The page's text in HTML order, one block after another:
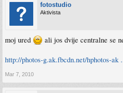
fotostudio
Aktivista
moj ured ali jos dvije centralne se
http://photos-g.ak.fbcdn.net/hphotos-ak
Mar 7, 2010